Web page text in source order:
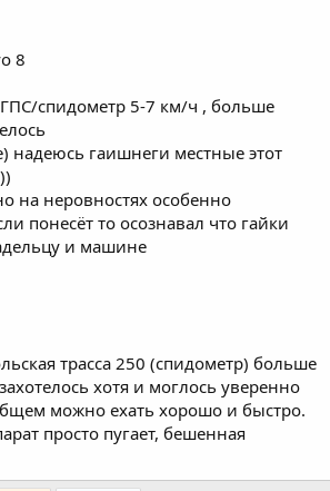
8
спидометр 5-7 км/ч , больше
надеюсь гаишнеги местные этот
на неровностях особенно
понесёт то осознавал что гайки
и машине
трасса 250 (спидометр) больше
хотя и моглось уверенно
можно ехать хорошо и быстро.
просто пугает, бешенная